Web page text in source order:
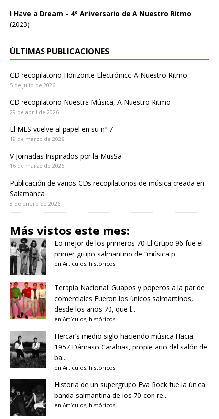
I Have a Dream – 4º Aniversario de A Nuestro Ritmo
(2023)
ÚLTIMAS PUBLICACIONES
CD recopilatorio Horizonte Electrónico A Nuestro Ritmo
5 de julio de 2026
CD recopilatorio Nuestra Música, A Nuestro Ritmo
29 de abril de 2026
El MES vuelve al papel en su nº 7
19 de marzo de 2026
V Jornadas Inspirados por la MusSa
16 de marzo de 2026
Publicación de varios CDs recopilatorios de música creada en
Salamanca
8 de enero de 2026
Más vistos este mes:
Lo mejor de los primeros 70 El Grupo 96 fue el
primer grupo salmantino de “música p...
en Artículos, históricos
Terapia Nacional: Guapos y poperos a la par de
comerciales Fueron los únicos salmantinos,
desde los años 70, que l...
en Artículos, históricos
Hercar’s medio siglo haciendo música Hacia
1957 Dámaso Carabias, propietario del salón de
ba...
en Artículos, históricos
Historia de un supergrupo Eva Rock fue la única
banda salmantina de los 70 con re...
en Artículos, históricos